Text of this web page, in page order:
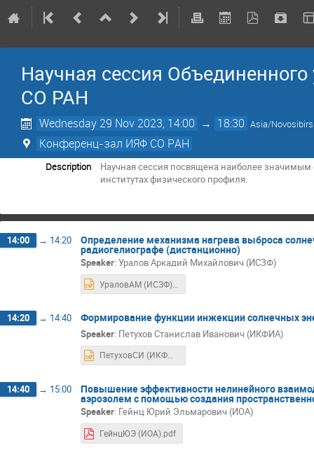
Научная сессия
СО РАН
Wednesday 29 Nov 2023, 14:00 → 18:30 Asia/
Конференц-зал ИЯФ СО РАН
Description
Научная сессия посвящена наиболее
институтах физического профиля.
14:00 → 14:20 Определение механизма нагрева выброса
радиогелиографе (дистанционно)
Speaker: Уралов Аркадий Михайлович (ИСЗФ)
14:20 → 14:40 Формирование функции инжекции солнечных
Speaker: Петухов Станислав Иванович (ИКФИА)
ПетуховСИ (ИКФИА).pptx
14:40 → 15:00 Повышение эффективности нелинейного
аэрозолем с помощью создания
Speaker: Гейнц Юрий Эльмарович (ИОА)
ГейнцЮЭ (ИОА).pdf